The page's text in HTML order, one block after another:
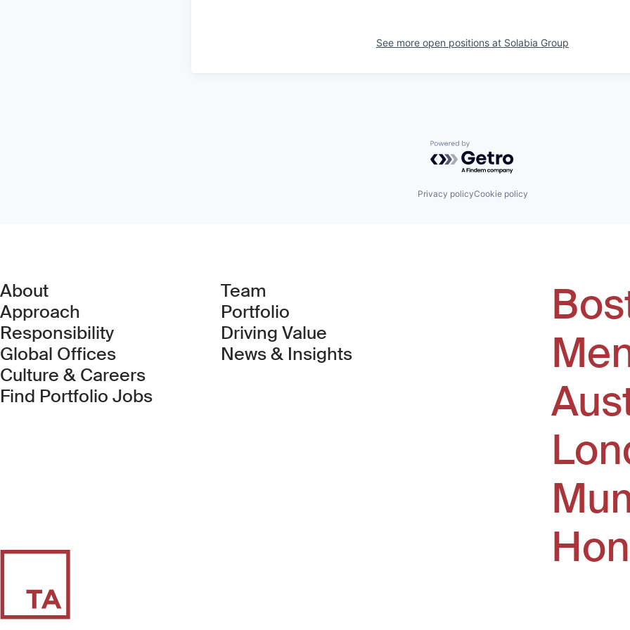
See more open positions at Solabia Group
Powered by Getro.com
Privacy policyCookie policy
About
Approach
Responsibility
Global Offices
Culture & Careers
Find Portfolio Jobs(Link opens in new window)
Team
Portfolio
Driving Value
News & Insights